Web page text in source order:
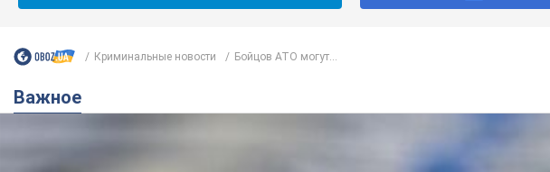
Криминальные новости Бойцов АТО могут...
Важное